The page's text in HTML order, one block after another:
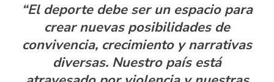
“El deporte debe ser un espacio para
crear nuevas posibilidades de
convivencia, crecimiento y narrativas
diversas. Nuestro país está